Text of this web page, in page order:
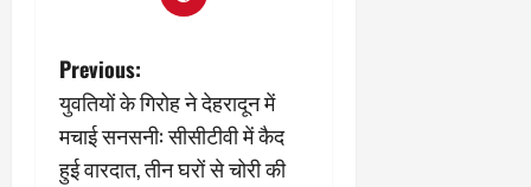
P
o
s
Previous:
युवतियों के गिरोह ने देहरादून में
मचाई सनसनी: सीसीटीवी में कैद
हुई वारदात, तीन घरों से चोरी की